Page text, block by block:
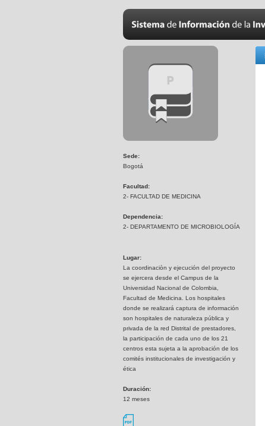
Sede:
Bogotá
Facultad:
2- FACULTAD DE MEDICINA
Dependencia:
2- DEPARTAMENTO DE MICROBIOLOGÍA
Lugar:
La coordinaciòn y ejecución del proyecto
se ejercera desde el Campus de la
Universidad Nacional de Colombia,
Facultad de Medicina. Los hospitales
donde se realizará captura de información
son hospitales de naturaleza pública y
privada de la red Distrital de prestadores,
la participación de cada uno de los 21
centros esta sujeta a la aprobación de los
comités institucionales de investigación y
ética
Duración:
12 meses